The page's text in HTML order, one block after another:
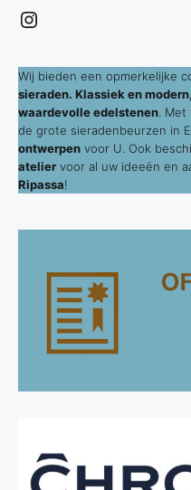
Instagram
Wij bieden een opmerkelijke
sieraden. Klassiek en
waardevolle edelstenen .
de grote sieradenbeurzen in
ontwerpen voor U. Ook
atelier voor al uw ideeën en
Ripassa!